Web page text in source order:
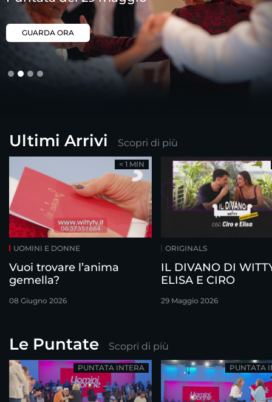
GUARDA ORA
CLICCA QUI
Ultimi Arrivi Scopri di più
UOMINI E DONNE
Vuoi trovare l’anima
gemella?
08 Giugno 2026
< 1 MIN
ORIGINALS
IL DIVANO DI
ELISA E CIRO
29 Maggio 2026
Le Puntate Scopri di più
PUNTATA INTERA PUNTATA